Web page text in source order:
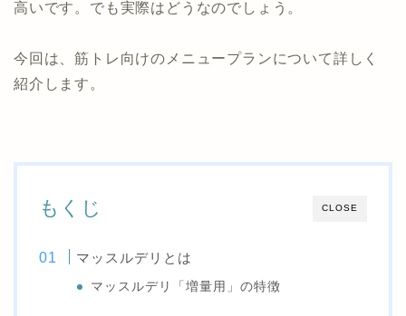
高いです。でも実際はどうなのでしょう。
今回は、筋トレ向けのメニュープランについて詳しく
紹介します。
CLOSE
もくじ
マッスルデリとは
マッスルデリ「増量用」の特徴